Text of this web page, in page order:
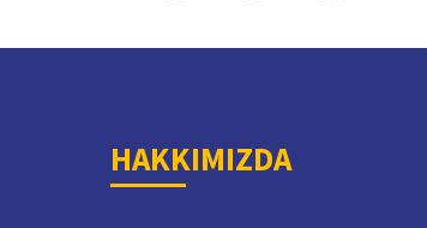
HAKKIMIZDA